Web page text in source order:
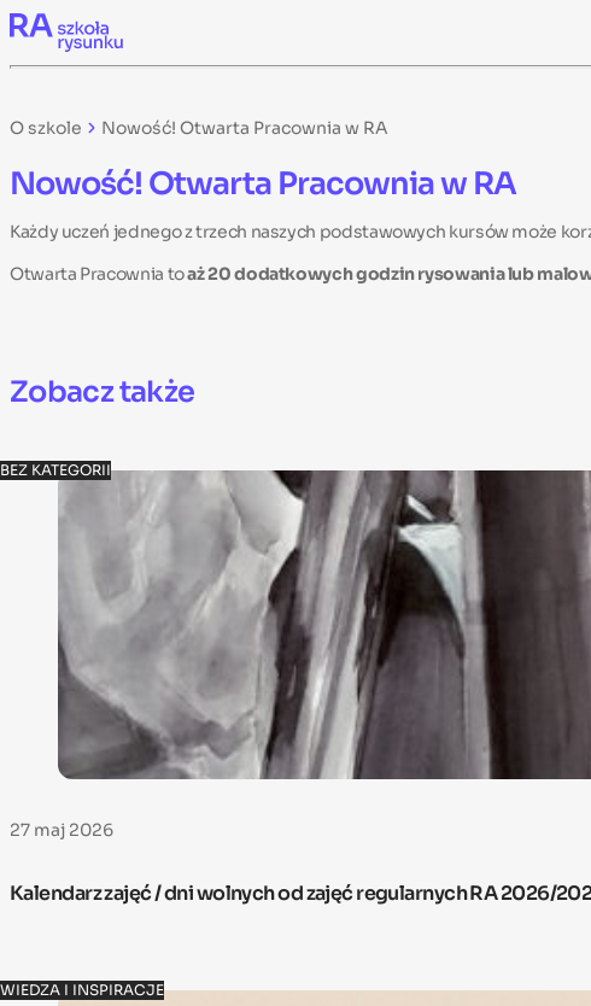
Skip to content
O szkole Nowość! Otwarta Pracownia w RA
Nowość! Otwarta Pracownia w RA
Każdy uczeń jednego z trzech naszych podstawowych kursów może
Otwarta Pracownia toaż 20 dodatkowych godzin rysowania lub
Zobacz także
BEZ KATEGORII
27 maj 2026
Kalendarz zajęć / dni wolnych od zajęć regularnych RA 2026/
WIEDZA I INSPIRACJE